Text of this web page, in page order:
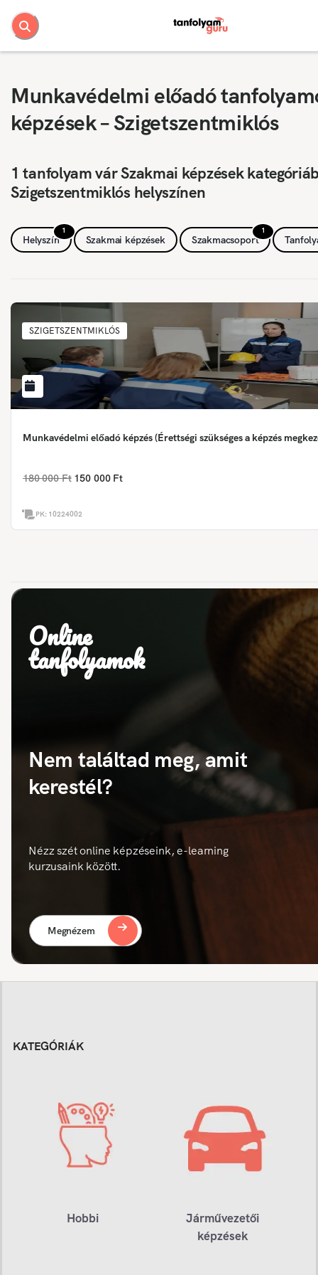
Munkavédelmi előadó
képzések – Szigetszentmiklós
1 tanfolyam vár Szakmai képzések
Szigetszentmiklós helyszínen
1
Helyszín Szakmai képzések
1
Szakmacsoport
SZIGETSZENTMIKLÓS
Munkavédelmi előadó képzés (Érettségi szükséges a képzés
180 000 Ft 150 000 Ft
PK: 10224002
Online
tanfolyamok
Nem találtad meg, amit
kerestél?
Nézz szét online képzéseink, e-learning
kurzusaink között.
Megnézem
KATEGÓRIÁK
Hobbi
Járművezetői
képzések